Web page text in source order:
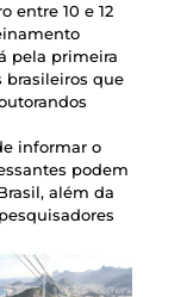
entre 10 e 12
pela primeira
brasileiros que
informar o
podem
além da